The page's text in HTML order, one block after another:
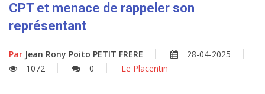
CPT et menace de rappeler son
représentant
Par Jean Rony Poito PETIT FRERE
28-04-2025
1072
0 Le Placentin